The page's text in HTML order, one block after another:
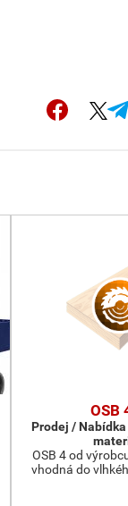
OSB
Prodej /
OSB 4 od
vhodná do